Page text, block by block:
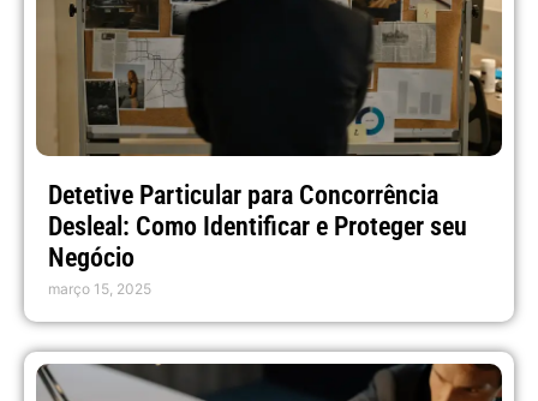
Detetive Particular para Concorrência
Desleal: Como Identificar e Proteger seu
Negócio
março 15, 2025